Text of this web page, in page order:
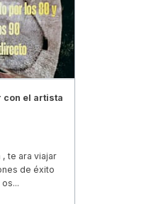
con el artista
te ara viajar
de éxito